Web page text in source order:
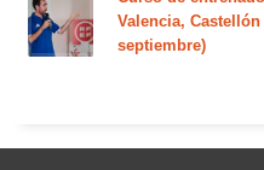
Valencia,
septiembre)